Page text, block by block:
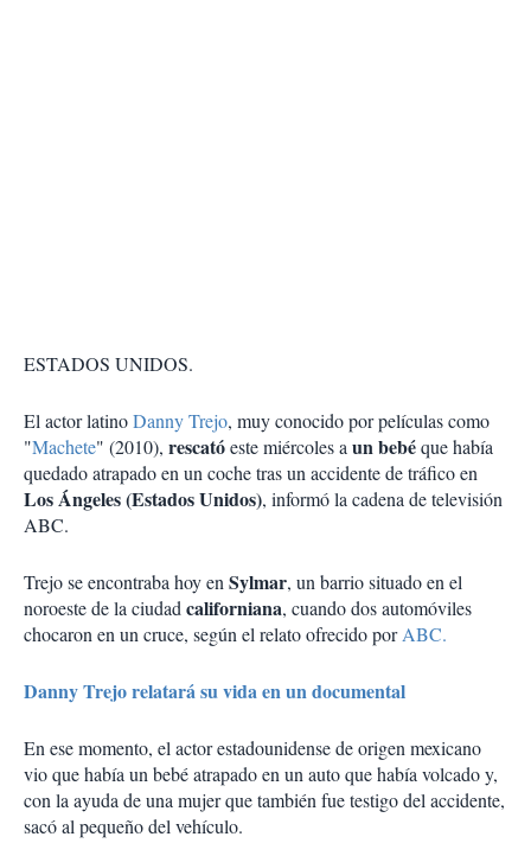
ESTADOS UNIDOS.
El actor latinoDanny Trejo, muy conocido por películas como
"Machete" (2010), rescatóeste miércoles aun bebéque había
quedado atrapado en un coche tras un accidente de tráfico en
Los Ángeles (Estados Unidos), informó la cadena de televisión
ABC.
Trejo se encontraba hoy enSylmar, un barrio situado en el
noroeste de la ciudadcaliforniana, cuando dos automóviles
chocaron en un cruce, según el relato ofrecido porABC.
Danny Trejo relatará su vida en un documental
En ese momento, el actor estadounidense de origen mexicano
vio que había un bebé atrapado en un auto que había volcado y,
con la ayuda de una mujer que también fue testigo del accidente,
sacó al pequeño del vehículo.